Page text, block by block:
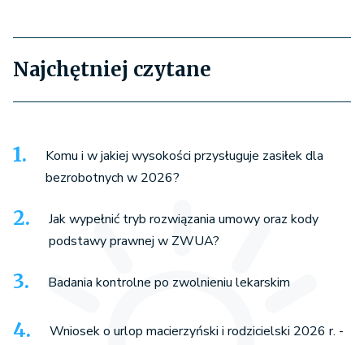
Najchętniej czytane
Komu i w jakiej wysokości przysługuje zasiłek dla
bezrobotnych w 2026?
Jak wypełnić tryb rozwiązania umowy oraz kody
podstawy prawnej w ZWUA?
Badania kontrolne po zwolnieniu lekarskim
Wniosek o urlop macierzyński i rodzicielski 2026 r. -